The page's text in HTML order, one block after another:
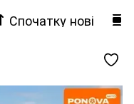
Спочатку нові